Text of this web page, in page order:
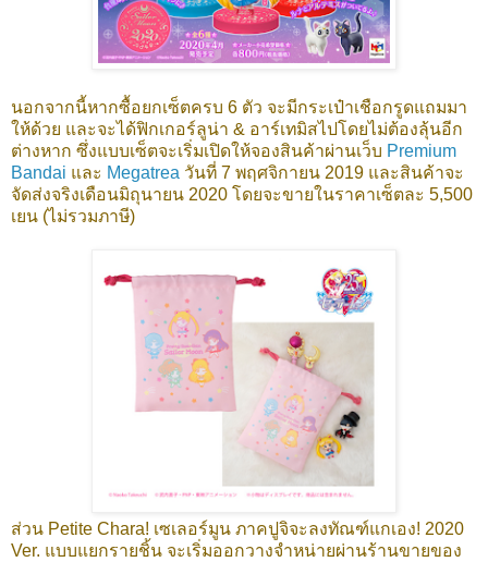
นอกจากนี้หากซื้อยกเซ็ตครบ 6 ตัว จะมีกระเป๋าเชือกรูดแถมมา
ให้ด้วย และจะได้ฟิกเกอร์ลูน่า & อาร์เทมิสไปโดยไม่ต้องลุ้นอีก
ต่างหาก ซึ่งแบบเซ็ตจะเริ่มเปิดให้จองสินค้าผ่านเว็บ Premium
Bandai และ Megatrea วันที่ 7 พฤศจิกายน 2019 และสินค้าจะ
จัดส่งจริงเดือนมิถุนายน 2020 โดยจะขายในราคาเซ็ตละ 5,500
เยน (ไม่รวมภาษี)
ส่วน Petite Chara! เซเลอร์มูน ภาคปูจิจะลงทัณฑ์แกเอง! 2020
Ver. แบบแยกรายชิ้น จะเริ่มออกวางจำหน่ายผ่านร้านขายของ